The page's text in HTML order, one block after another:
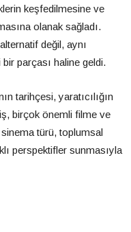
keşfedilmesine ve
olanak sağladı.
değil, aynı
parçası haline geldi.
tarihçesi, yaratıcılığın
birçok önemli filme ve
türü, toplumsal
perspektifler sunmasıyla